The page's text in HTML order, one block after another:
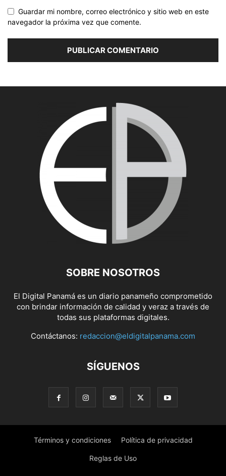
Guardar mi nombre, correo electrónico y sitio web en este
navegador la próxima vez que comente.
SOBRE NOSOTROS
El Digital Panamá es un diario panameño comprometido
con brindar información de calidad y veraz a través de
todas sus plataformas digitales.
Contáctanos: redaccion@eldigitalpanama.com
SÍGUENOS
Términos y condiciones Política de privacidad
Reglas de Uso